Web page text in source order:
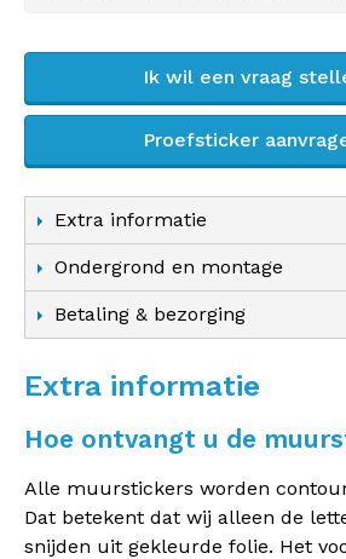
Ik wil een vraag
Proefsticker
Extra informatie
Ondergrond en montage
Betaling & bezorging
Extra informatie
Hoe ontvangt u de
Alle muurstickers worden
Dat betekent dat wij alleen de
snijden uit gekleurde folie. Het